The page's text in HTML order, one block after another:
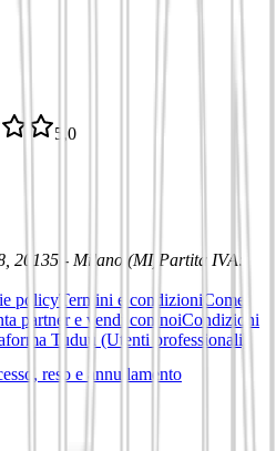
5,0
20135 - Milano (MI) Partita IVA:
policyTermini e condizioni Come
partner e vendi con noiCondizioni
Tuduu (Utenti professionali)
reso e annullamento